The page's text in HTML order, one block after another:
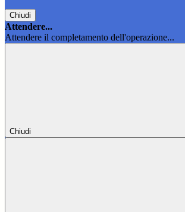
Chiudi
Attendere...
Attendere il completamento dell'operazione...
Chiudi